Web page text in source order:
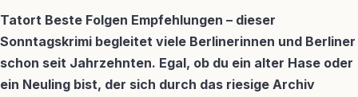
Tatort Beste Folgen Empfehlungen – dieser
Sonntagskrimi begleitet viele Berlinerinnen und Berliner
schon seit Jahrzehnten. Egal, ob du ein alter Hase oder
ein Neuling bist, der sich durch das riesige Archiv